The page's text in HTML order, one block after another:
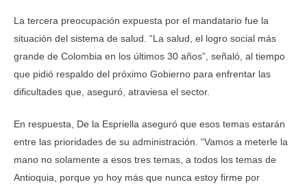
La tercera preocupación expuesta por el mandatario fue la
situación del sistema de salud. “La salud, el logro social más
grande de Colombia en los últimos 30 años”, señaló, al tiempo
que pidió respaldo del próximo Gobierno para enfrentar las
dificultades que, aseguró, atraviesa el sector.
En respuesta, De la Espriella aseguró que esos temas estarán
entre las prioridades de su administración. “Vamos a meterle la
mano no solamente a esos tres temas, a todos los temas de
Antioquia, porque yo hoy más que nunca estoy firme por